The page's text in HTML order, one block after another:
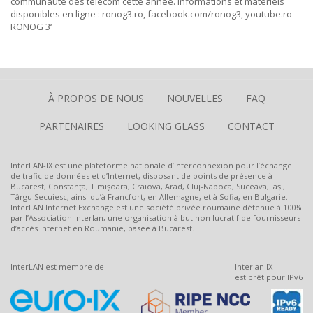
disponibles en ligne : ronog3.ro,facebook.com/ronog3,youtube.ro –
RONOG 3‘
À PROPOS DE NOUS NOUVELLES FAQ
PARTENAIRES LOOKING GLASS CONTACT
InterLAN-IX est une plateforme nationale d’interconnexion pour l’échange
de trafic de données et d’Internet, disposant de points de présence à
Bucarest, Constanța, Timișoara, Craiova, Arad, Cluj-Napoca, Suceava, Iași,
Târgu Secuiesc, ainsi qu’à Francfort, en Allemagne, et à Sofia, en Bulgarie.
InterLAN Internet Exchange est une société privée roumaine détenue à 100%
par l’Association Interlan, une organisation à but non lucratif de fournisseurs
d’accès Internet en Roumanie, basée à Bucarest.
InterLAN est membre de:
Interlan IX
est prêt pour IPv6